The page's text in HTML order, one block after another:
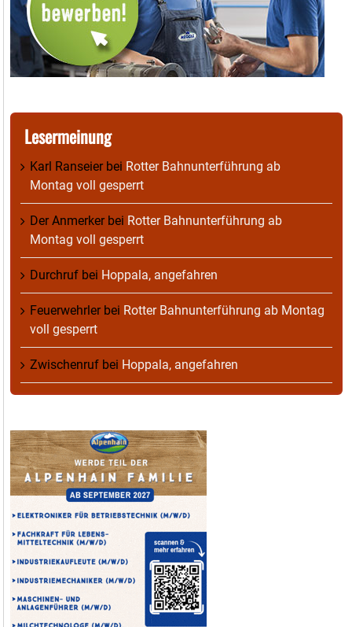
Lesermeinung
Karl Ranseierbei Rotter Bahnunterführung ab
Montag voll gesperrt
Der Anmerkerbei Rotter Bahnunterführung ab
Montag voll gesperrt
Durchruf bei Hoppala, angefahren
Feuerwehrlerbei Rotter Bahnunterführung ab Montag
voll gesperrt
Zwischenruf bei Hoppala, angefahren